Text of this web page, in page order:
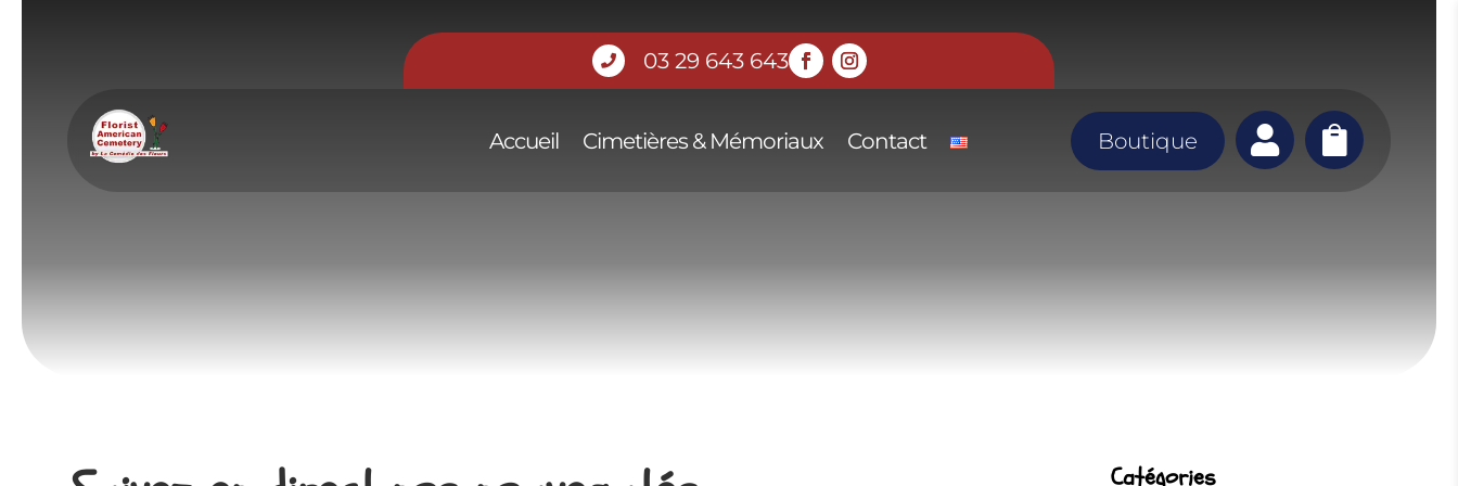
 03 29 643 643
Accueil Cimetières & Mémoriaux Contact Boutique  
Catégories